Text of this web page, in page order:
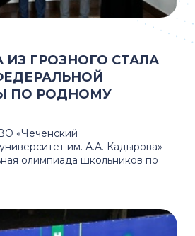
«Чеченский
им. А.А. Кадырова»
олимпиада школьников по
ГРОЗНОГО СТАЛА
ПО РОДНОМУ